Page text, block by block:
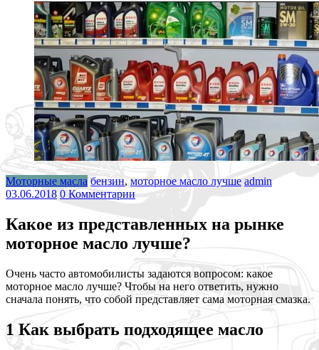
Моторные масла бензин,моторное масло лучше admin
03.06.2018 0 Комментарии
Какое из представленных на рынке
моторное масло лучше?
Очень часто автомобилисты задаются вопросом: какое
моторное масло лучше? Чтобы на него ответить, нужно
сначала понять, что собой представляет сама моторная смазка.
1 Как выбрать подходящее масло